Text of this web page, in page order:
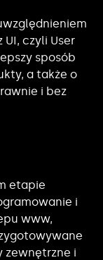
UI, czyli User
sposób
a także o
i bez
etapie
i
www,
zewnętrzne i